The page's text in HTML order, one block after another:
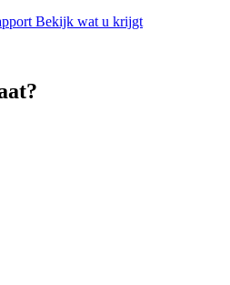
Bekijk wat u krijgt